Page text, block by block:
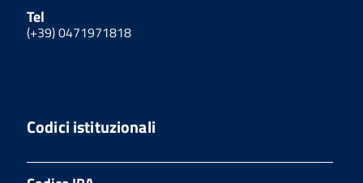
Tel
(+39) 0471971818
Codici istituzionali